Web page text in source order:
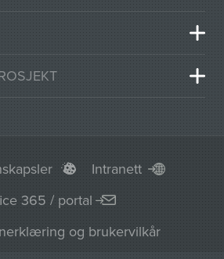
Intranett
365 / portal
og brukervilkår